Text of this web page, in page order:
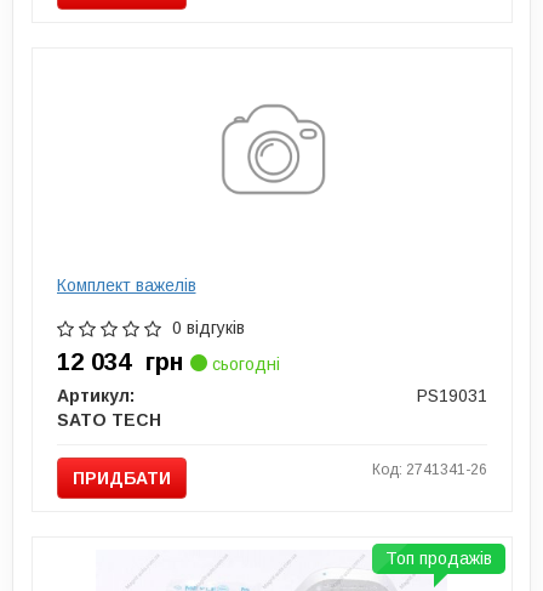
Комплект важелів
0 відгуків
12 034 грн
сьогодні
Артикул:
PS19031
SATO TECH
ПРИДБАТИ Код: 2741341-26
Топ продажів